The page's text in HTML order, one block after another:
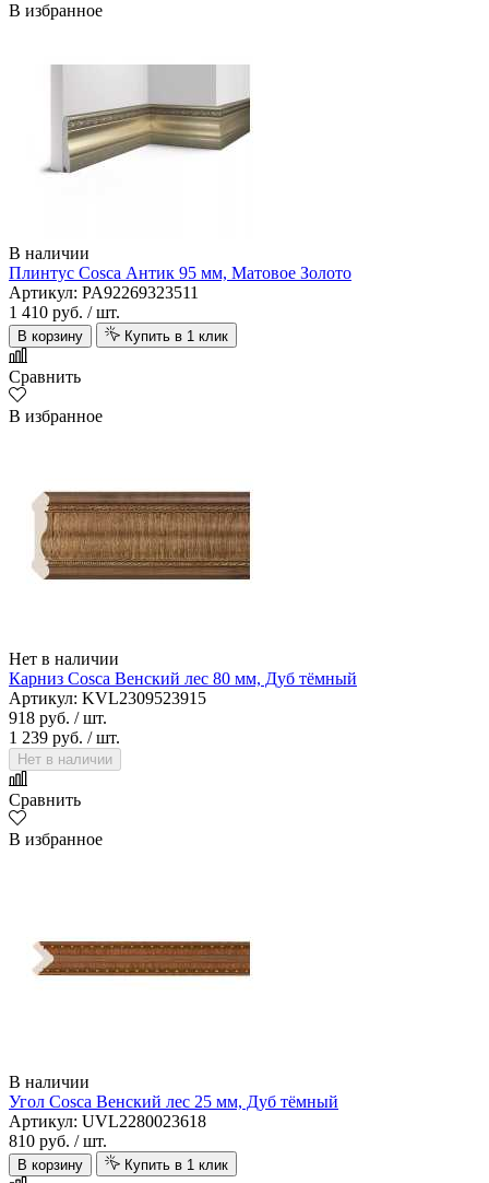
В избранное
В наличии
Плинтус Cosca Антик 95 мм, Матовое Золото
Артикул: PA92269323511
1 410 руб. / шт.
В корзину Купить в 1 клик
Сравнить
В избранное
Нет в наличии
Карниз Cosca Венский лес 80 мм, Дуб тёмный
Артикул: KVL2309523915
918 руб. / шт.
1 239 руб. / шт.
Нет в наличии
Сравнить
В избранное
В наличии
Угол Cosca Венский лес 25 мм, Дуб тёмный
Артикул: UVL2280023618
810 руб. / шт.
В корзину Купить в 1 клик